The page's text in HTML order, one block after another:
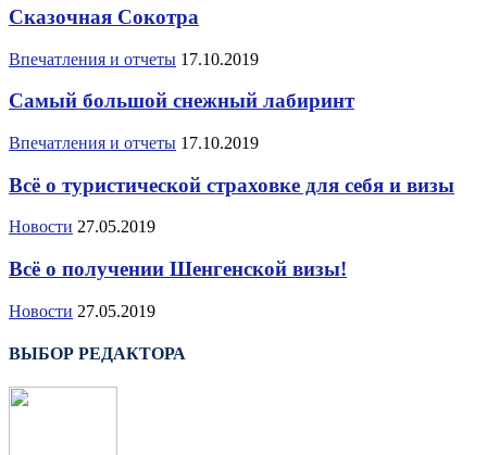
Сказочная Сокотра
Впечатления и отчеты 17.10.2019
Самый большой снежный лабиринт
Впечатления и отчеты 17.10.2019
Всё о туристической страховке для себя и визы
Новости 27.05.2019
Всё о получении Шенгенской визы!
Новости 27.05.2019
ВЫБОР РЕДАКТОРА